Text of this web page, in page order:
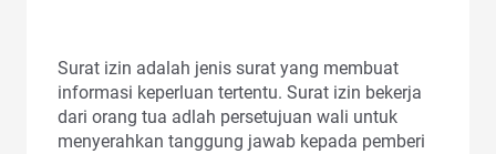
Surat izin adalah jenis surat yang membuat
informasi keperluan tertentu. Surat izin bekerja
dari orang tua adlah persetujuan wali untuk
menyerahkan tanggung jawab kepada pemberi